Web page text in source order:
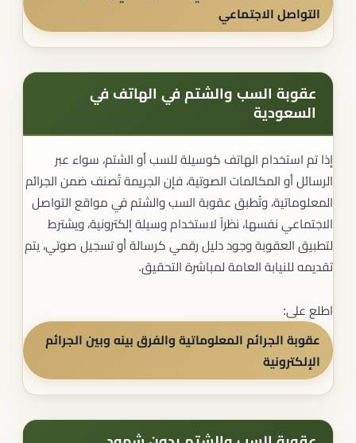
التواصل الاجتماعي
عقوبة السب والشتم في الهاتف في
السعودية
إذا تم استخدام الهاتف كوسيلة للسب أو الشتم، سواء عبر
الرسائل أو المكالمات الصوتية، فإن الجريمة تُصنف ضمن الجرائم
المعلوماتية، وتُطبق عقوبة السب والشتم في مواقع التواصل
الاجتماعي نفسها، نظراً لاستخدام وسيلة إلكترونية، ويشترط
لتطبيق العقوبة وجود دليل رقمي كرسالة أو تسجيل صوتي، يتم
تقديمه للنيابة العامة لمباشرة التحقيق.
اطلع على:
عقوبة الجرائم المعلوماتية والفرق بينه وبين الجرائم
الإلكترونية